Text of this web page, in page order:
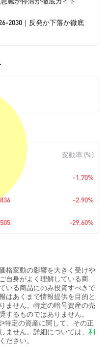
2030｜反発か下落か徹底
変動率 (%)
-1.70%
-2.90%
-29.60%
格変動の影響を大きく受けや
自身がよく理解している商
いる商品にのみ投資すべきで
はあくまで情報提供を目的と
ません。特定の暗号資産の売
するものではありません。
特定の資産に関して、その正
ません。詳細については、 利
ださい。